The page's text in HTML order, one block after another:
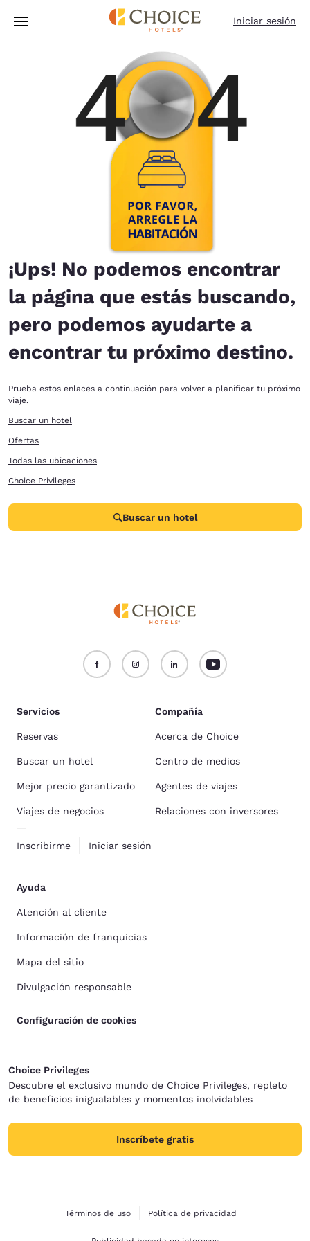
Pasar A Contenido Principal
Iniciar sesión
¡Ups! No podemos encontrar
la página que estás buscando,
pero podemos ayudarte a
encontrar tu próximo destino.
Prueba estos enlaces a continuación para volver a planificar tu próximo
viaje.
Buscar un hotel
Ofertas
Todas las ubicaciones
Choice Privileges
Buscar un hotel
Servicios
Reservas
Buscar un hotel
Mejor precio garantizado
Viajes de negocios
Inscribirme Iniciar sesión
Compañía
Acerca de Choice
Centro de medios
Agentes de viajes
Relaciones con inversores
Ayuda
Atención al cliente
Información de franquicias
Mapa del sitio
Divulgación responsable
Configuración de cookies
Choice Privileges
Descubre el exclusivo mundo de Choice Privileges, repleto
de beneficios inigualables y momentos inolvidables
Inscríbete gratis
Términos de uso Política de privacidad